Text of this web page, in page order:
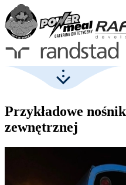
Przykładowe
zewnętrznej